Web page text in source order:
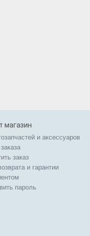
магазин
и аксессуаров
заказ
и гарантии
пароль